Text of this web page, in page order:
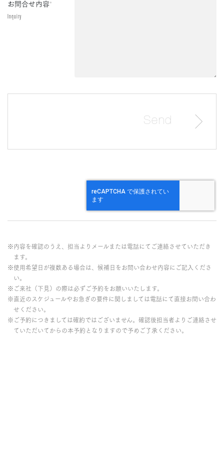
お問合せ内容*
Inquiry
※内容を確認のうえ、担当よりメールまたは電話にてご連絡させていただき
ます。
※使用希望日が複数ある場合は、候補日をお問い合わせ内容にご記入くださ
い。
※ご来社（下見）の際は必ずご予約をお願いいたします。
※直近のスケジュールやお急ぎの要件に関しましては電話にて直接お問い合わ
せください。
※ご予約につきましては確約ではございません。確認後担当者よりご連絡させ
ていただいてからの本予約となりますので予めご了承ください。